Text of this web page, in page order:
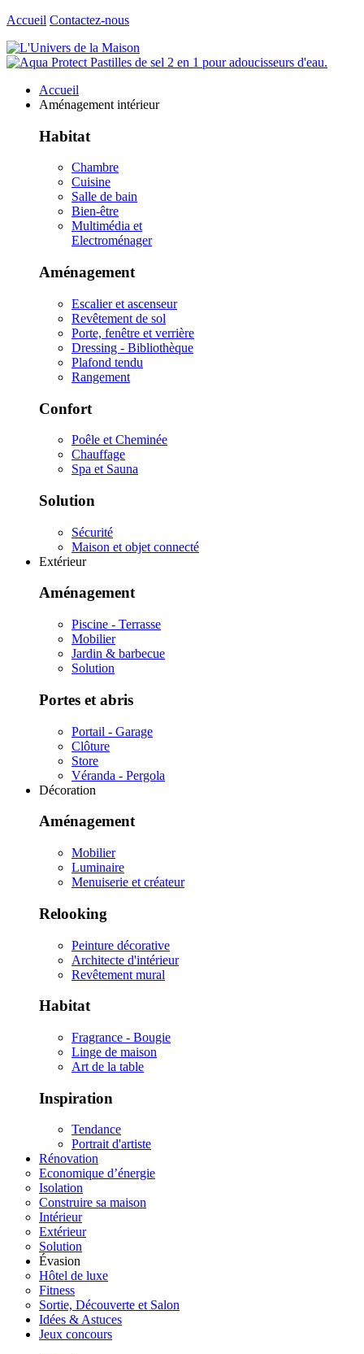
Accueil Contactez-nous
Accueil
Aménagement intérieur
Habitat
Chambre
Cuisine
Salle de bain
Bien-être
Multimédia et
Electroménager
Aménagement
Escalier et ascenseur
Revêtement de sol
Porte, fenêtre et verrière
Dressing - Bibliothèque
Plafond tendu
Rangement
Confort
Poêle et Cheminée
Chauffage
Spa et Sauna
Solution
Sécurité
Maison et objet connecté
Extérieur
Aménagement
Piscine - Terrasse
Mobilier
Jardin & barbecue
Solution
Portes et abris
Portail - Garage
Clôture
Store
Véranda - Pergola
Décoration
Aménagement
Mobilier
Luminaire
Menuiserie et créateur
Relooking
Peinture décorative
Architecte d'intérieur
Revêtement mural
Habitat
Fragrance - Bougie
Linge de maison
Art de la table
Inspiration
Tendance
Portrait d'artiste
Rénovation
Economique d’énergie
Isolation
Construire sa maison
Intérieur
Extérieur
Solution
Évasion
Hôtel de luxe
Fitness
Sortie, Découverte et Salon
Idées & Astuces
Jeux concours